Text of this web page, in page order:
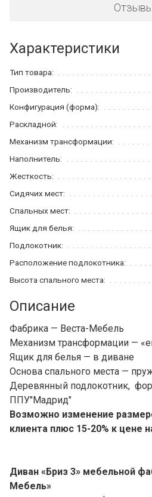
Характеристики
Тип товара:
Производитель:
Конфигурация (форма):
Раскладной:
Механизм трансформации:
Наполнитель:
Жесткость:
Сидячих мест:
Спальных мест:
Ящик для белья:
Подлокотник:
Расположение подлокотника:
Высота спального места:
Описание
Фабрика — Веста-Мебель
Механизм трансформации —
Ящик для белья — в диване
Основа спального места —
Деревянный подлокотник,
ППУ"Мадрид"
Возможно изменение
клиента плюс 15-20% к цене
Диван «Бриз 3» мебельной
Мебель»